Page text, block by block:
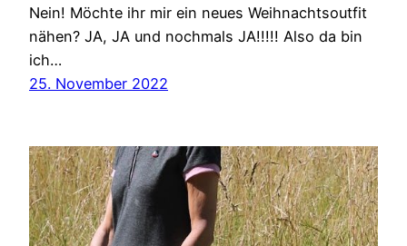
Nein! Möchte ihr mir ein neues Weihnachtsoutfit
nähen? JA, JA und nochmals JA!!!!! Also da bin
ich…
25. November 2022